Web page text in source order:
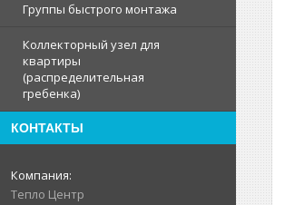
Группы быстрого монтажа
Коллекторный узел для
квартиры
(распределительная
гребенка)
КОНТАКТЫ
Тепло Центр